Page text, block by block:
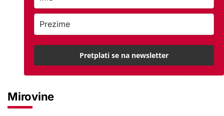
Mirovine
Pretplati se na newsletter